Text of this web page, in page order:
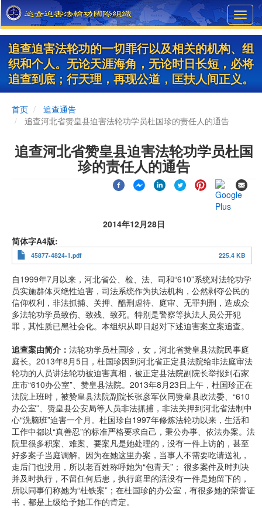
Skip
to
main
content
追查迫害法轮功的一切罪行以及相关的机构、组
织和个人。无论天涯海角，无论时日长短，必将
追查到底；行天理，再现公道，匡扶人间正义。
首页
追查通告
追查河北省赞皇县迫害法轮功学员杜国珍的责任人的通告
追查河北省赞皇县迫害法轮功学员杜国
珍的责任人的通告
2014年12月28日
简体字A4版
45877-4824-1.pdf 225.4 KB
自1999年7月以来，河北省公、检、法、司和“610”系统对法轮功学
员实施群体灭绝性迫害，司法系统作为执法机构，公然剥夺公民的
信仰权利，非法抓捕、关押、酷刑虐待、庭审、无罪判刑，造成众
多法轮功学员致伤、致残、致死。特别是警察等执法人员公开犯
罪，其性质已黑社会化。本组织从即日起对下述迫害案立案追查。
追查案由简介： 法轮功学员杜国珍，女，河北省赞皇县法院民事庭
庭长。2013年8月5日，杜国珍因到河北省正定县法院给非法庭审法
轮功的人员讲法轮功被迫害真相，被正定县法院副院长举报到石家
庄市“610办公室”、赞皇县法院。2013年8月23日上午，杜国珍正在
法院上班时，被赞皇县法院副院长张彦军伙同赞皇县政法委、“610
办公室”、赞皇县公安局等人员非法抓捕，非法关押到河北省法制中
心“洗脑班”迫害一个月。杜国珍自1997年修炼法轮功以来，生活和
工作中都以“真善忍”的标准严格要求自己，秉公办事、依法办案。法
院里很多积案、难案、要案凡是她处理的，没有一件上访的，甚至
好多案子当庭调解。因为在她这里办案，当事人不需要吃请送礼，
走后门也没用，所以老百姓称呼她为“包青天”； 很多案件及时判决
并及时执行，不留任何后患，执行庭里的活没有一件是她留下的，
所以同事们称她为“杜铁案”；在杜国珍的办公室，有很多她的荣誉证
书，都是上级给予她工作的肯定。